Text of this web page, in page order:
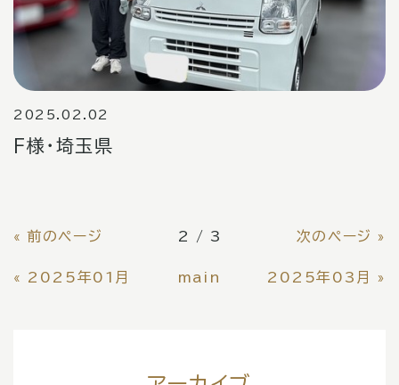
F様・埼玉県
2025.02.02
«前のページ 2 / 3 次のページ »
« 2025年01月 main 2025年03月 »